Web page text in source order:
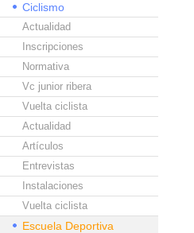
Ciclismo
Actualidad
Inscripciones
Normativa
Vc junior ribera
Vuelta ciclista
Actualidad
Artículos
Entrevistas
Instalaciones
Vuelta ciclista
Escuela Deportiva